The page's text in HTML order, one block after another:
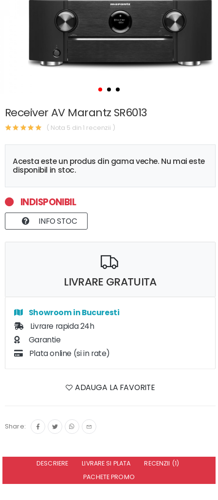
Receiver AV Marantz SR6013
( Nota 5 din 1 recenzii )
Acesta este un produs din gama veche. Nu mai este
disponibil in stoc.
INDISPONIBIL
INFO STOC
LIVRARE GRATUITA
Showroom in Bucuresti
Livrare rapida 24h
Garantie
Plata online (si in rate)
ADAUGA LA FAVORITE
Share:
DESCRIERE LIVRARE SI PLATA
RECENZII (1)
PACHETE PROMO